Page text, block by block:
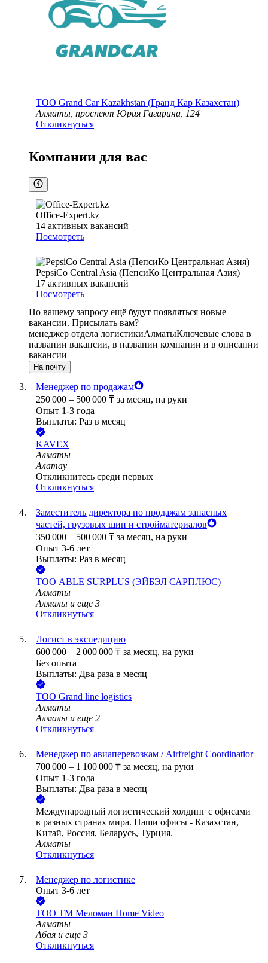
ТОО Grand Car Kazakhstan (Гранд Кар Казахстан)
Алматы, проспект Юрия Гагарина, 124
Откликнуться
Компании для вас
Office-Expert.kz
14 активных вакансий
Посмотреть
PepsiCo Central Asia (ПепсиКо Центральная Азия)
17 активных вакансий
Посмотреть
По вашему запросу ещё будут появляться новые
вакансии. Присылать вам?
менеджер отдела логистикиАлматыКлючевые слова в
названии вакансии, в названии компании и в описании
вакансии
На почту
Менеджер по продажам
250 000 – 500 000 ₸ за месяц, на руки
Опыт 1-3 года
Выплаты: Раз в месяц
KAVEX
Алматы
Алатау
Откликнитесь среди первых
Откликнуться
Заместитель директора по продажам запасных
частей, грузовых шин и стройматериалов
350 000 – 500 000 ₸ за месяц, на руки
Опыт 3-6 лет
Выплаты: Раз в месяц
ТОО ABLE SURPLUS (ЭЙБЭЛ САРПЛЮС)
Алматы
Алмалы и еще 3
Откликнуться
Логист в экспедицию
600 000 – 2 000 000 ₸ за месяц, на руки
Без опыта
Выплаты: Два раза в месяц
ТОО Grand line logistics
Алматы
Алмалы и еще 2
Откликнуться
Менеджер по авиаперевозкам / Airfreight Coordinatior
700 000 – 1 100 000 ₸ за месяц, на руки
Опыт 1-3 года
Выплаты: Два раза в месяц
Международный логистический холдинг с офисами
в разных странах мира. Наши офисы - Казахстан,
Китай, Россия, Беларусь, Турция.
Алматы
Откликнуться
Менеджер по логистике
Опыт 3-6 лет
ТОО ТМ Меломан Home Video
Алматы
Абая и еще 3
Откликнуться